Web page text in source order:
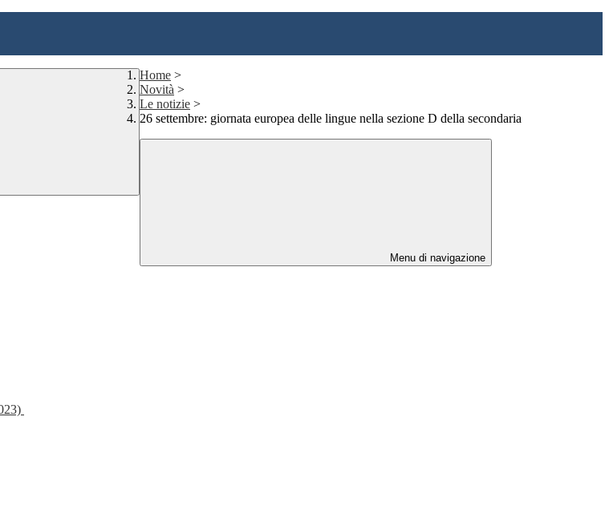
Home >
Novità >
Le notizie >
26 settembre: giornata europea delle lingue nella sezione D della secondaria
Menu di navigazione